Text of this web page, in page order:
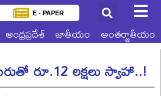
E - PAPER
ఆంధ్రప్రదేశ్ జాతీయం అంతర్జాతీయం
రూ.12 లక్షలు స్వాహా..!